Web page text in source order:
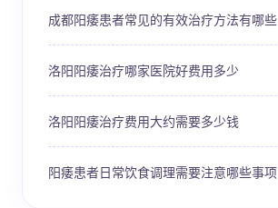
成都阳痿患者常见的有效治疗方法有哪些
洛阳阳痿治疗哪家医院好费用多少
洛阳阳痿治疗费用大约需要多少钱
阳痿患者日常饮食调理需要注意哪些事项